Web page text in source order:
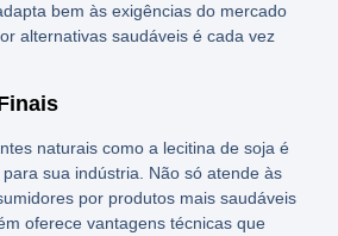
bem às exigências do mercado
alternativas saudáveis é cada vez
naturaiscomo a lecitina de soja é
sua indústria. Não só atende às
por produtos mais saudáveis
oferece vantagens técnicas que